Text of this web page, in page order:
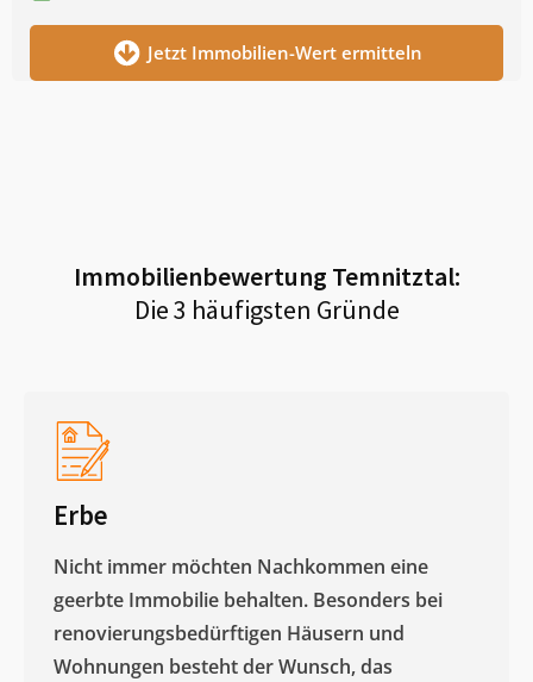
Jetzt Immobilien-Wert ermitteln
Immobilienbewertung Temnitztal:
Die 3 häufigsten Gründe
Erbe
Nicht immer möchten Nachkommen eine
geerbte Immobilie behalten. Besonders bei
renovierungsbedürftigen Häusern und
Wohnungen besteht der Wunsch, das